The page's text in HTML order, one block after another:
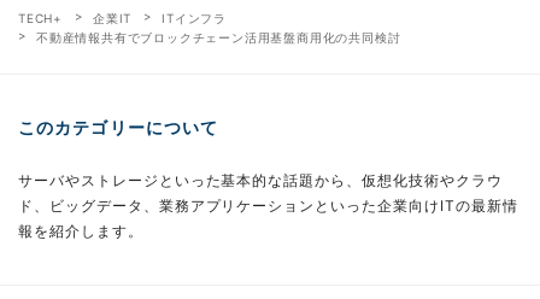
TECH+ 企業IT
ITインフラ
不動産情報共有でブロックチェーン活用基盤商用化の共同検討
このカテゴリーについて
サーバやストレージといった基本的な話題から、仮想化技術やクラウ
ド、ビッグデータ、業務アプリケーションといった企業向けITの最新情
報を紹介します。